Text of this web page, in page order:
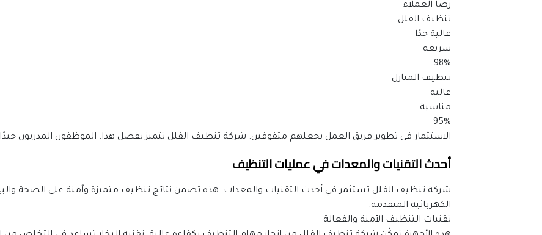
رضا العملاء
تنظيف الفلل
عالية جدًا
سريعة
98%
تنظيف المنازل
عالية
مناسبة
95%
الاستثمار في تطوير فريق العمل يجعلهم متفوقين. شركة تنظيف الفلل تتميز بفضل هذا. الموظفون المدربون
أحدث التقنيات والمعدات في عمليات التنظيف
الكهربائية المتقدمة.
تقنيات التنظيف الآمنة والفعالة